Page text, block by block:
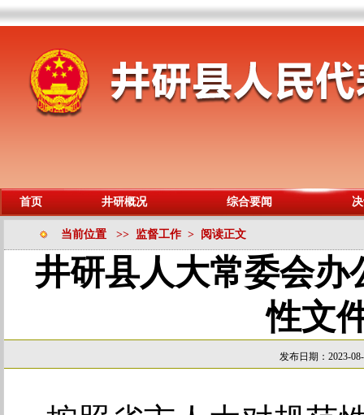
首页 井研概况 综合要闻
当前位置 >> 监督工作 > 阅读正文
井研县人大常委会办
性文
发布日期：2023-